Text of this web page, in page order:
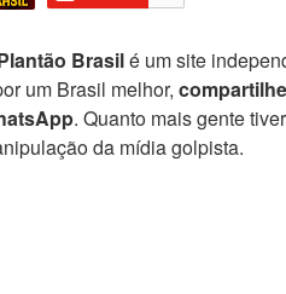
Brasilé um site
um Brasil melhor,
. Quanto mais gente
da mídia golpista.